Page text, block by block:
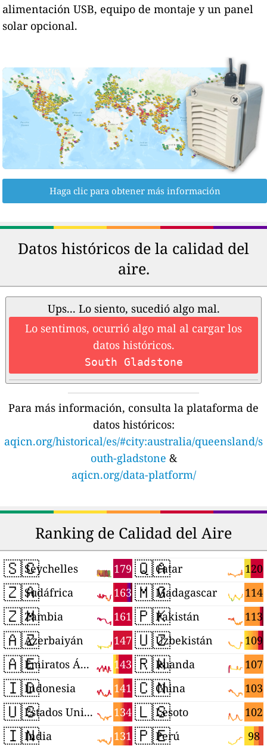
alimentación USB, equipo de montaje y un panel
solar opcional.
Haga clic para obtener más información
Datos históricos de la calidad del
aire.
Ups... Lo siento, sucedió algo mal.
Lo sentimos, ocurrió algo mal al cargar los
datos históricos.
South Gladstone
Para más información, consulta la plataforma de
datos históricos:
aqicn.org/historical/es/#city:australia/queensland/s
outh-gladstone &
aqicn.org/data-platform/
Ranking de Calidad del Aire
🇸🇨 179
Seychelles
🇿🇦 163
Sudáfrica
🇿🇲 161
Zambia
🇦🇿 147
Azerbaiyán
🇦🇪 143
Emiratos Árabes Unidos
🇮🇩 141
Indonesia
🇺🇸 134
Estados Unidos
🇮🇳 131
India
🇶🇦 120
Catar
🇲🇬 114
Madagascar
🇵🇰 113
Pakistán
🇺🇿 109
Uzbekistán
🇷🇼 107
Ruanda
🇨🇳 103
China
🇱🇸 102
Lesoto
🇵🇪 98
Perú